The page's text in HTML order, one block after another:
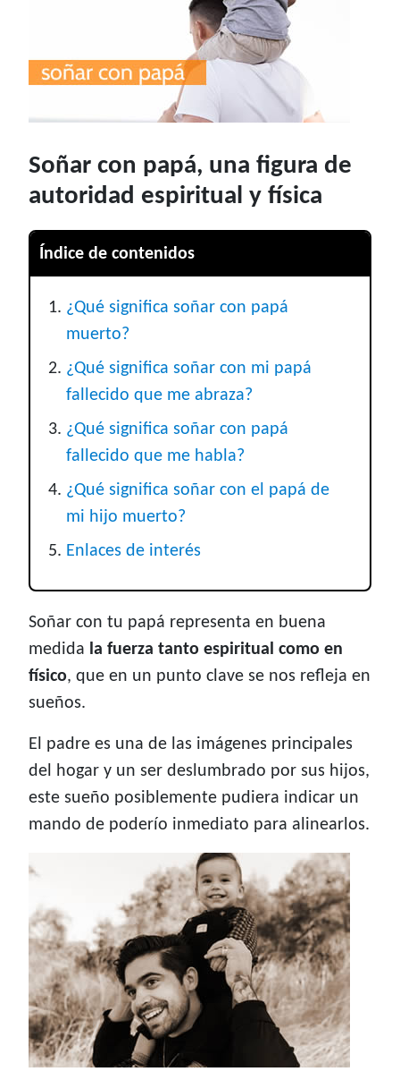
Soñar con papá, una figura de
autoridad espiritual y física
Índice de contenidos
¿Qué significa soñar con papá
muerto?
¿Qué significa soñar con mi papá
fallecido que me abraza?
¿Qué significa soñar con papá
fallecido que me habla?
¿Qué significa soñar con el papá de
mi hijo muerto?
Enlaces de interés
Soñar con tu papá representa en buena
medida la fuerza tanto espiritual como en
físico, que en un punto clave se nos refleja en
sueños.
El padre es una de las imágenes principales
del hogar y un ser deslumbrado por sus hijos,
este sueño posiblemente pudiera indicar un
mando de poderío inmediato para alinearlos.